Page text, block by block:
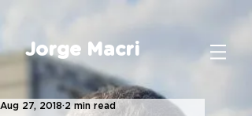
Jorge Macri
Aug 27, 2018 2 min read